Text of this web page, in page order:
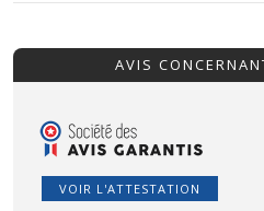
AVIS
VOIR L'ATTESTATION